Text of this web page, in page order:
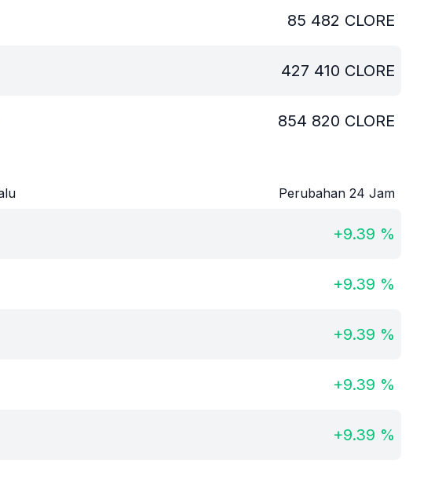
85 482 CLORE
427 410 CLORE
854 820 CLORE
Perubahan 24 Jam
+9.39 %
+9.39 %
+9.39 %
+9.39 %
+9.39 %